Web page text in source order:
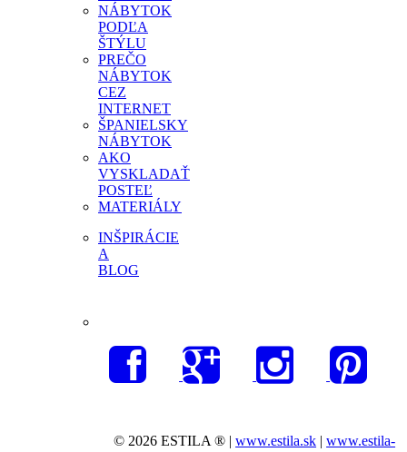
NÁBYTOK
PODĽA
ŠTÝLU
PREČO
NÁBYTOK
CEZ
INTERNET
ŠPANIELSKY
NÁBYTOK
AKO
VYSKLADAŤ
POSTEĽ
MATERIÁLY
INŠPIRÁCIE
A
BLOG
© 2026 ESTILA ® |www.estila.sk |www.estila-